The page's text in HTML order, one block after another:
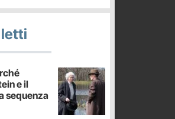
letti
e il
sequenza